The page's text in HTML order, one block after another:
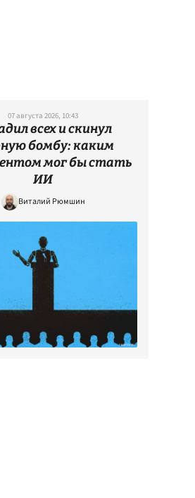
07 августа 2026, 10:43
всех и скинул
бомбу: каким
мог бы стать
ИИ
Виталий Рюмшин